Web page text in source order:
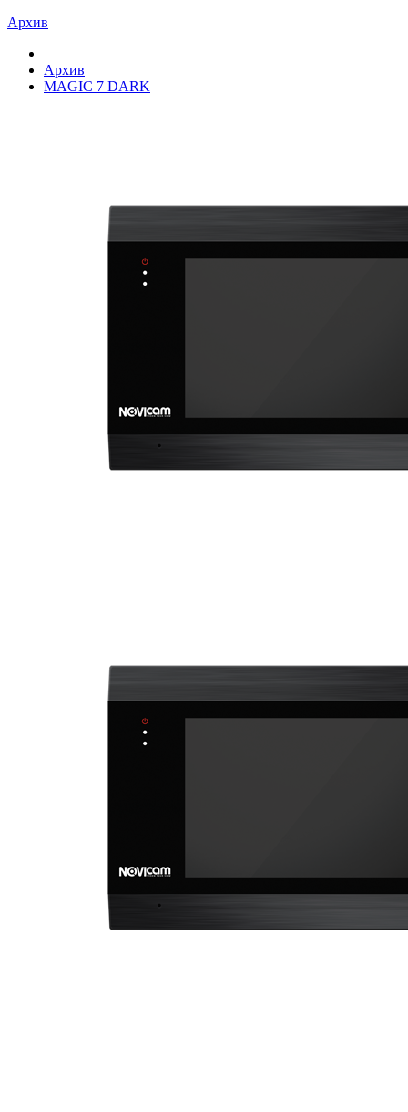
Архив
Архив
MAGIC 7 DARK